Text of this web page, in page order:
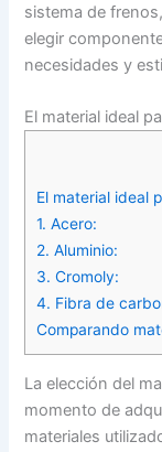
sistema de
elegir
necesidades y
El material ideal
El material ideal
1. Acero:
2. Aluminio:
3. Cromoly:
4. Fibra de
Comparando
La elección del
momento de
materiales